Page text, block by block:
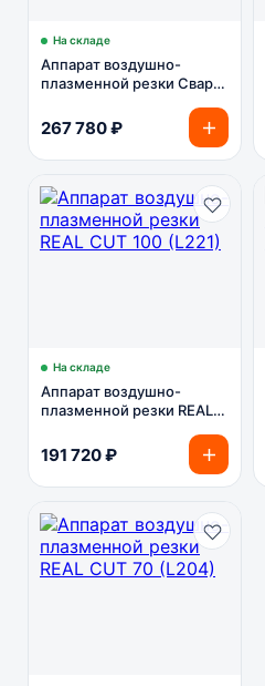
На складе
Аппарат воздушно-
плазменной резки Сварог
267 780 ₽
На складе
Аппарат воздушно-
плазменной резки REAL
191 720 ₽